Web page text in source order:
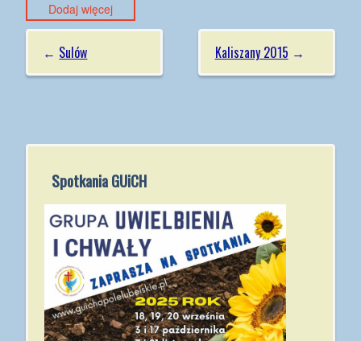
Dodaj więcej
Kaliszany 2015 →
← Sulów
Spotkania GUiCH